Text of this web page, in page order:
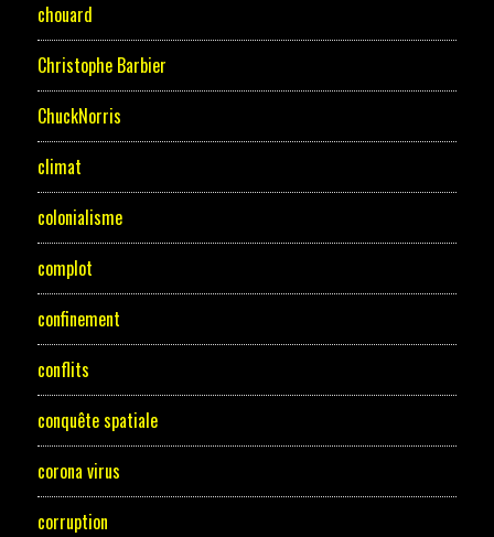
chouard
Christophe Barbier
ChuckNorris
climat
colonialisme
complot
confinement
conflits
conquête spatiale
corona virus
corruption